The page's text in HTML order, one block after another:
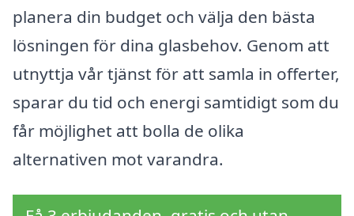
planera din budget och välja den bästa
lösningen för dina glasbehov. Genom att
utnyttja vår tjänst för att samla in offerter,
sparar du tid och energi samtidigt som du
får möjlighet att bolla de olika
alternativen mot varandra.